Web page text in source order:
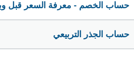
حساب الخصم - معرفة السعر قبل
حساب الجذر التربيعي